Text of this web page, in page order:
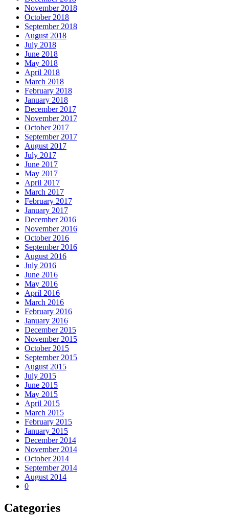
November 2018
October 2018
September 2018
August 2018
July 2018
June 2018
May 2018
April 2018
March 2018
February 2018
January 2018
December 2017
November 2017
October 2017
September 2017
August 2017
July 2017
June 2017
May 2017
April 2017
March 2017
February 2017
January 2017
December 2016
November 2016
October 2016
September 2016
August 2016
July 2016
June 2016
May 2016
April 2016
March 2016
February 2016
January 2016
December 2015
November 2015
October 2015
September 2015
August 2015
July 2015
June 2015
May 2015
April 2015
March 2015
February 2015
January 2015
December 2014
November 2014
October 2014
September 2014
August 2014
0
Categories